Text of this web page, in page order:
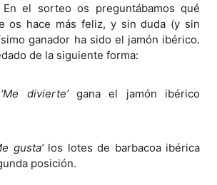
el sorteo os preguntábamos qué
os hace más feliz, y sin duda (y sin
ganador ha sido el jamón ibérico.
de la siguiente forma:
‘Me divierte’gana el jamón ibérico
gusta’los lotes de barbacoa ibérica
posición.